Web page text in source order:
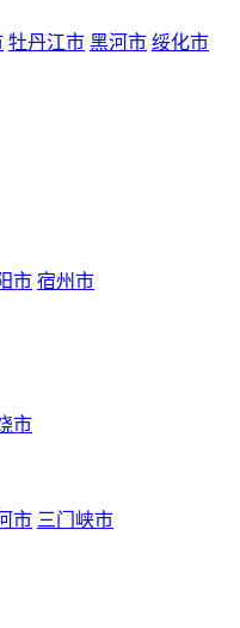
牡丹江市 黑河市 绥化市
市 宿州市
市
市 三门峡市